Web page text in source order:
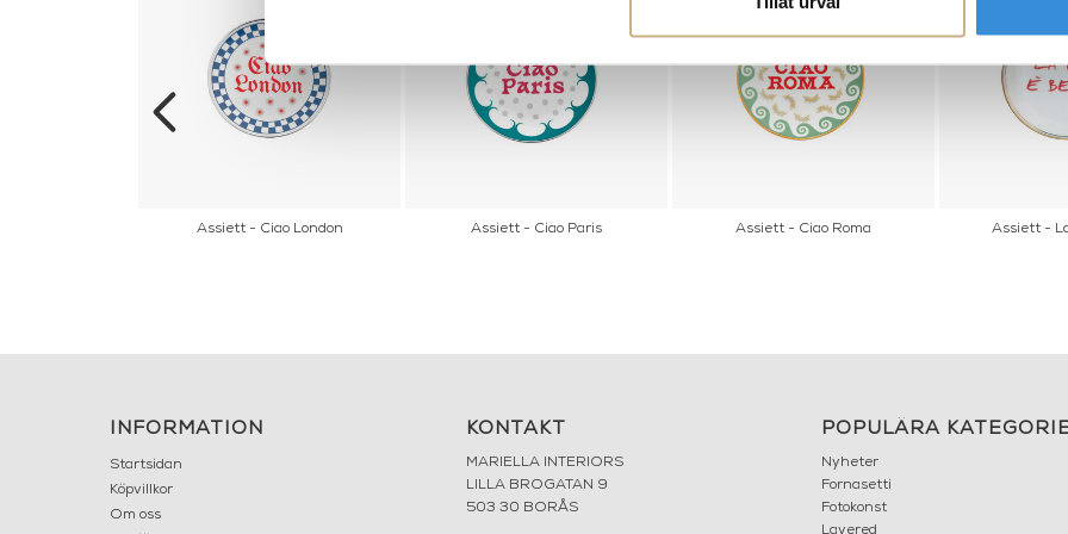
Assiett - Ciao London Assiett - Ciao Paris Assiett - Ciao Roma Assiett -
INFORMATION
Startsidan
Köpvillkor
Om oss
KONTAKT
MARIELLA INTERIORS
LILLA BROGATAN 9
503 30 BORÅS
POPULÄRA
Nyheter
Fornasetti
Fotokonst
Layered